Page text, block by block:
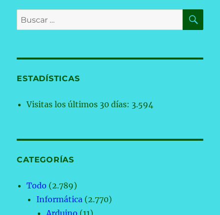
Buscar
por:
ESTADÍSTICAS
Visitas los últimos 30 días: 3.594
CATEGORÍAS
Todo (2.789)
Informática (2.770)